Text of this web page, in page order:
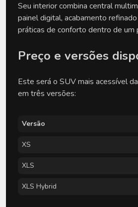
Seu interior combina central
painel digital, acabamento
práticas de conforto dentro de um
Preço e versões
Este será o SUV mais acessível
em três versões:
Versão
XS
XLS
XLS Hybrid